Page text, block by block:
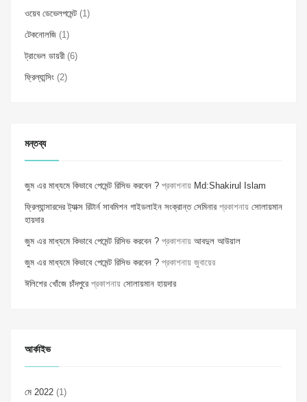
ওয়েব ডেভেলপমেন্ট (1)
টেকনোলজি (1)
ট্রাভেল ডায়রী(6)
ফ্রিল্যান্সিং (2)
মন্তব্য
জুম এর মাধ্যমে কিভাবে পেমেন্ট রিসিভ করবেন ? প্রকাশনায় Md:Shakirul Islam
ফ্রিল্যান্সারদের ট্যাক্স রিটার্ন সাবমিশন গাইডলাইন সংক্রান্ত সেমিনার প্রকাশনায় সোলায়মান
হায়দার
জুম এর মাধ্যমে কিভাবে পেমেন্ট রিসিভ করবেন ? প্রকাশনায় আবদুল আউয়াল
জুম এর মাধ্যমে কিভাবে পেমেন্ট রিসিভ করবেন ? প্রকাশনায় জুবায়ের
ঈলিশের খোঁজে চাঁদপুরে প্রকাশনায় সোলায়মান হায়দার
আর্কাইভ
মে 2022 (1)